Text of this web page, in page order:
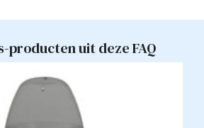
producten uit deze FAQ